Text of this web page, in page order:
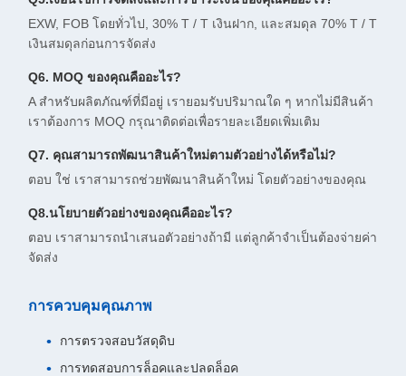
EXW, FOB โดยทั่วไป, 30% T / T เงินฝาก, และสมดุล 70% T / T
เงินสมดุลก่อนการจัดส่ง
Q6. MOQ ของคุณคืออะไร?
A สําหรับผลิตภัณฑ์ที่มีอยู่ เรายอมรับปริมาณใด ๆ หากไม่มีสินค้า
เราต้องการ MOQ กรุณาติดต่อเพื่อรายละเอียดเพิ่มเติม
Q7. คุณสามารถพัฒนาสินค้าใหม่ตามตัวอย่างได้หรือไม่?
ตอบ ใช่ เราสามารถช่วยพัฒนาสินค้าใหม่ โดยตัวอย่างของคุณ
Q8.นโยบายตัวอย่างของคุณคืออะไร?
ตอบ เราสามารถนําเสนอตัวอย่างถ้ามี แต่ลูกค้าจําเป็นต้องจ่ายค่า
จัดส่ง
การควบคุมคุณภาพ
การตรวจสอบวัสดุดิบ
การทดสอบการล็อคและปลดล็อค